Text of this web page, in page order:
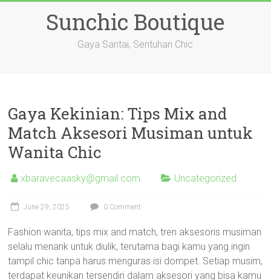
Sunchic Boutique
Gaya Santai, Sentuhan Chic
Gaya Kekinian: Tips Mix and
Match Aksesori Musiman untuk
Wanita Chic
xbaravecaasky@gmail.com Uncategorized
June 29, 2025 0 Comment
Fashion wanita, tips mix and match, tren aksesoris musiman
selalu menarik untuk diulik, terutama bagi kamu yang ingin
tampil chic tanpa harus menguras isi dompet. Setiap musim,
terdapat keunikan tersendiri dalam aksesori yang bisa kamu